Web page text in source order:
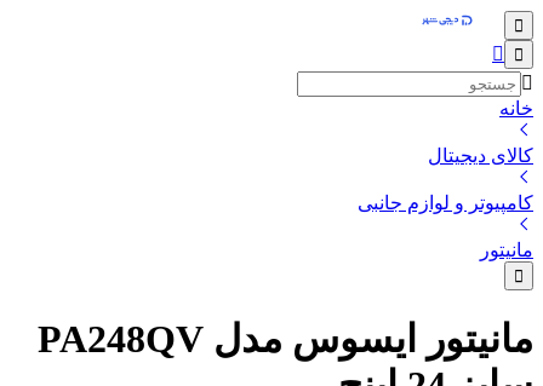
خانه
کالای دیجیتال
کامپیوتر و لوازم جانبی
مانیتور
مانیتور ایسوس مدل PA248QV